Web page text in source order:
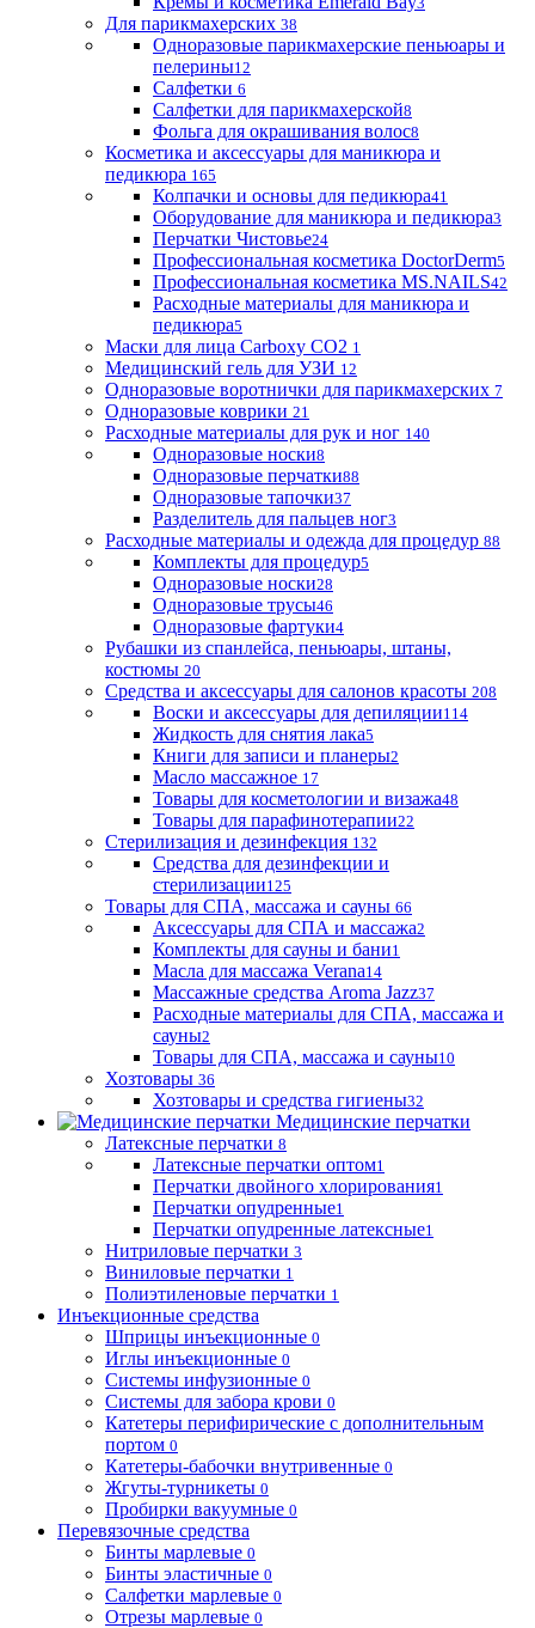
Для парикмахерских 38
Одноразовые парикмахерские пеньюары и
пелерины12
Салфетки 6
Салфетки для парикмахерской8
Фольга для окрашивания волос8
Косметика и аксессуары для маникюра и
педикюра 165
Колпачки и основы для педикюра41
Оборудование для маникюра и педикюра3
Перчатки Чистовье24
Профессиональная косметика DoctorDerm5
Профессиональная косметика MS.NAILS42
Расходные материалы для маникюра и
педикюра5
Маски для лица Carboxy CO2 1
Медицинский гель для УЗИ 12
Одноразовые воротнички для парикмахерских 7
Одноразовые коврики 21
Расходные материалы для рук и ног 140
Одноразовые носки8
Одноразовые перчатки88
Одноразовые тапочки37
Разделитель для пальцев ног3
Расходные материалы и одежда для процедур 88
Комплекты для процедур5
Одноразовые носки28
Одноразовые трусы46
Одноразовые фартуки4
Рубашки из спанлейса, пеньюары, штаны,
костюмы 20
Средства и аксессуары для салонов красоты 208
Воски и аксессуары для депиляции114
Жидкость для снятия лака5
Книги для записи и планеры2
Масло массажное 17
Товары для косметологии и визажа48
Товары для парафинотерапии22
Стерилизация и дезинфекция 132
Средства для дезинфекции и
стерилизации125
Товары для СПА, массажа и сауны 66
Аксессуары для СПА и массажа2
Комплекты для сауны и бани1
Масла для массажа Verana14
Массажные средства Aroma Jazz37
Расходные материалы для СПА, массажа и
сауны2
Товары для СПА, массажа и сауны10
Хозтовары 36
Хозтовары и средства гигиены32
Медицинские перчатки
Латексные перчатки 8
Латексные перчатки оптом1
Перчатки двойного хлорирования1
Перчатки опудренные1
Перчатки опудренные латексные1
Нитриловые перчатки 3
Виниловые перчатки 1
Полиэтиленовые перчатки 1
Инъекционные средства
Шприцы инъекционные 0
Иглы инъекционные 0
Системы инфузионные 0
Системы для забора крови 0
Катетеры перифирические с дополнительным
портом 0
Катетеры-бабочки внутривенные 0
Жгуты-турникеты 0
Пробирки вакуумные 0
Перевязочные средства
Бинты марлевые 0
Бинты эластичные 0
Салфетки марлевые 0
Отрезы марлевые 0